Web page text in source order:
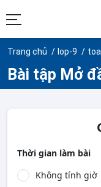
Trang chủ lop-9
Bài tập Mở
Thời gian làm bài
Không tính giờ